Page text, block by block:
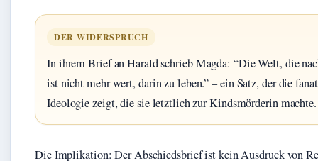
DER WIDERSPRUCH
In ihrem Brief an Harald schrieb Magda: “Die Welt, die
ist nicht mehr wert, darin zu leben.” – ein Satz, der die
Ideologie zeigt, die sie letztlich zur Kindsmörderin machte.
Die Implikation: Der Abschiedsbrief ist kein Ausdruck von